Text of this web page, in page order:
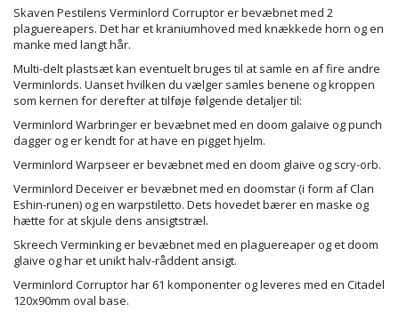
Skaven Pestilens Verminlord Corruptor er bevæbnet med 2
plaguereapers. Det har et kraniumhoved med knækkede horn og en
manke med langt hår.
Multi-delt plastsæt kan eventuelt bruges til at samle en af ​​fire andre
Verminlords. Uanset hvilken du vælger samles benene og kroppen
som kernen for derefter at tilføje følgende detaljer til:
Verminlord Warbringer er bevæbnet med en doom galaive og punch
dagger og er kendt for at have en pigget hjelm.
Verminlord Warpseer er bevæbnet med en doom glaive og scry-orb.
Verminlord Deceiver er bevæbnet med en doomstar (i form af Clan
Eshin-runen) og en warpstiletto. Dets hovedet bærer en maske og
hætte for at skjule dens ansigtstræl.
Skreech Verminking er bevæbnet med en plaguereaper og et doom
glaive og har et unikt halv-råddent ansigt.
Verminlord Corruptor har 61 komponenter og leveres med en Citadel
120x90mm oval base.